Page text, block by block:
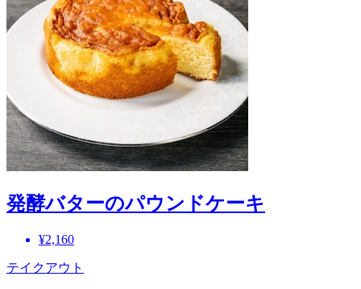
発酵バターのパウンドケーキ
¥2,160
テイクアウト